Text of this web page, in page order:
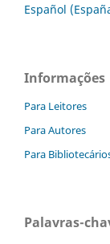
Español
Informações
Para Leitores
Para Autores
Para
Palavras-